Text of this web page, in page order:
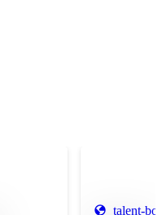
talent-